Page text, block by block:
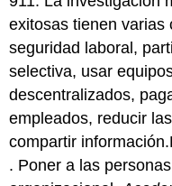
exitosas tienen varias
seguridad laboral,
selectiva, usar
descentralizados,
empleados, reducir
compartir
. Poner a las